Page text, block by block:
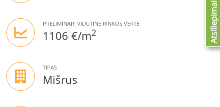
PRELIMINARI VIDUTINĖ RINKOS VERTĖ
1106 €/m2
TIPAS
Mišrus
Atsiliepimai